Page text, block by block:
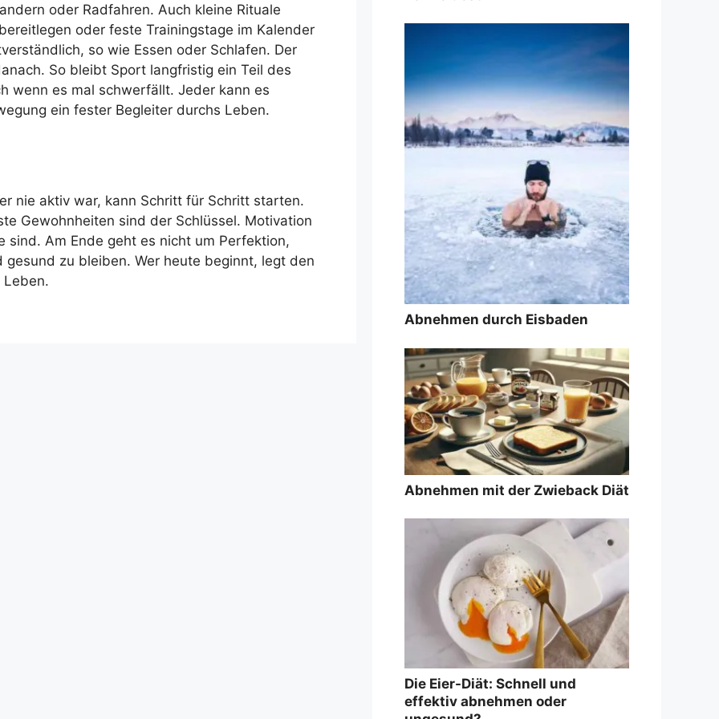
oder Radfahren. Auch kleine Rituale
oder feste Trainingstage im Kalender
so wie Essen oder Schlafen. Der
So bleibt Sport langfristig ein Teil des
wenn es mal schwerfällt. Jeder kann es
ein fester Begleiter durchs Leben.
nie aktiv war, kann Schritt für Schritt starten.
Gewohnheiten sind der Schlüssel. Motivation
Am Ende geht es nicht um Perfektion,
zu bleiben. Wer heute beginnt, legt den
Leben.
Abnehmen durch Eisbaden
Abnehmen mit der Zwieback Diät
Die Eier-Diät: Schnell und
effektiv abnehmen oder